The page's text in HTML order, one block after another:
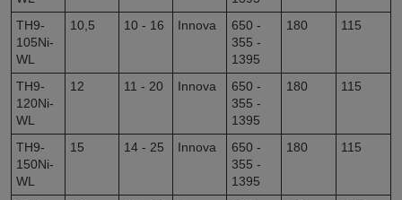
TH9-
105Ni-
WL
10,5 10 - 16 Innova
650 -
355 -
1395
180 115
TH9-
120Ni-
WL
12 11 - 20 Innova
650 -
355 -
1395
180 115
TH9-
150Ni-
WL
15 14 - 25 Innova
650 -
355 -
1395
180 115